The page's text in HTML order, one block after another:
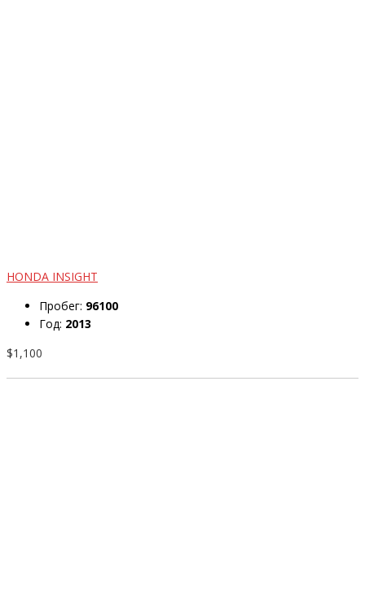
HONDA INSIGHT
Пробег: 96100
Год: 2013
$1,100